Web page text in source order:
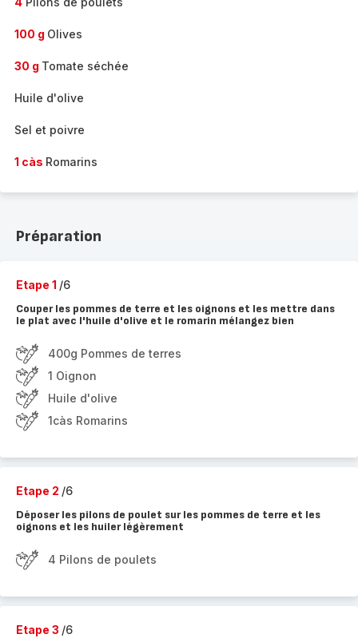
100 g Olives
30 g Tomate séchée
Huile d'olive
Sel et poivre
1 càs Romarins
Préparation
Etape 1 /6
Couper les pommes de terre et les oignons et les mettre dans
le plat avec l'huile d'olive et le romarin mélangez bien
400g Pommes de terres
1 Oignon
Huile d'olive
1càs Romarins
Etape 2 /6
Déposer les pilons de poulet sur les pommes de terre et les
oignons et les huiler légèrement
4 Pilons de poulets
Etape 3 /6